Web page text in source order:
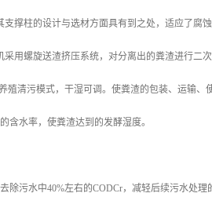
撑柱的设计与选材方面具有到之处，适应了腐
采用螺旋送渣挤压系统，对分离出的粪渣进行二
殖清污模式，干湿可调。使粪渣的包装、运输
含水率，使粪渣达到的发酵湿度。
除污水中40%左右的CODCr，减轻后续污水处